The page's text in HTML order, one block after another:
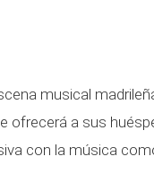
musical
ofrecerá a sus
con la música